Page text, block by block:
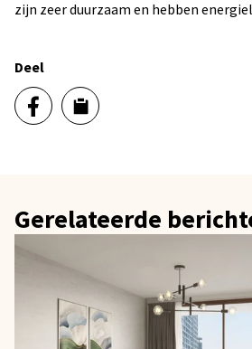
zijn zeer duurzaam en hebben
Deel
Gerelateerde